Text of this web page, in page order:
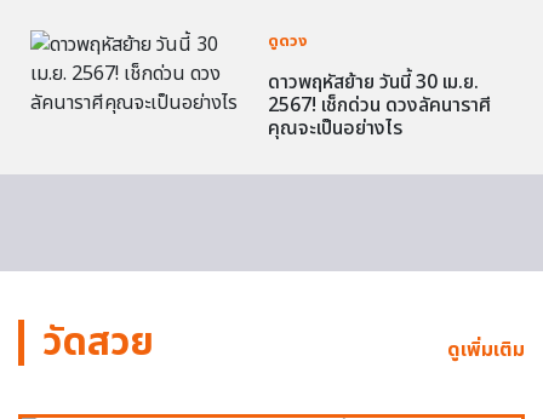
ดูดวง
ดาวพฤหัสย้าย วันนี้ 30 เม.ย.
2567! เช็กด่วน ดวงลัคนาราศี
คุณจะเป็นอย่างไร
วัดสวย ดูเพิ่มเติม